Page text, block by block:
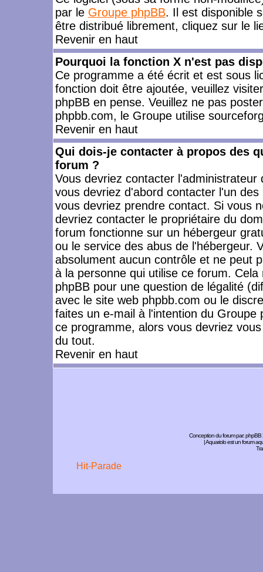
par le Groupe phpBB. Il est disponible
être distribué librement, cliquez sur le
Revenir en haut
Pourquoi la fonction X n'est pas
Ce programme a été écrit et est sous
fonction doit être ajoutée, veuillez
phpBB en pense. Veuillez ne pas
phpbb.com, le Groupe utilise
Revenir en haut
Qui dois-je contacter à propos des
forum ?
Vous devriez contacter
vous devriez d'abord contacter l'un
vous devriez prendre contact. Si vous
devriez contacter le propriétaire du
forum fonctionne sur un hébergeur
ou le service des abus de l'hébergeur.
absolument aucun contrôle et ne peut
à la personne qui utilise ce forum.
phpBB pour une question de légalité
avec le site web phpbb.com ou le
faites un e-mail à l'intention du
ce programme, alors vous devriez
du tout.
Revenir en haut
Conception du forum par:phpBB
| Aquariolo est un forum